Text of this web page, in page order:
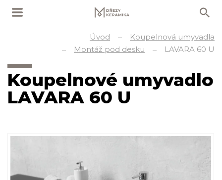
Úvod
Koupelnová umyvadla
Montáž pod desku
LAVARA 60 U
Koupelnové umyvadlo
LAVARA 60 U